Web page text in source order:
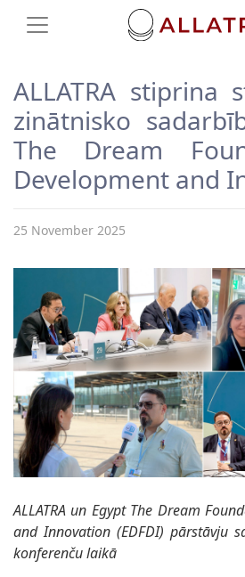
ALLATRA stiprina
zinātnisko
The Dream
Development and
25 November 2025
ALLATRA un Egypt The Dream
and Innovation (EDFDI) pārstāvju
konferenču laikā